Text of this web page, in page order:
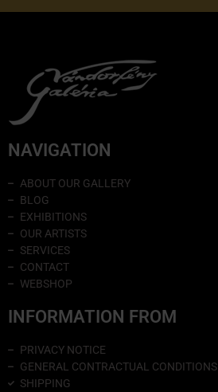
NAVIGATION
ABOUT OUR GALLERY
BLOG
EXHIBITIONS
OUR ARTISTS
SERVICES
CONTACT
WEBSHOP
INFORMATION FROM
PRIVACY NOTICE
GENERAL CONTRACTUAL CONDITIONS
SHIPPING